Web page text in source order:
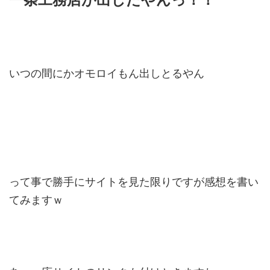
いつの間にかオモロイもん出しとるやん
って事で勝手にサイトを見た限りですが感想を書い
てみますｗ